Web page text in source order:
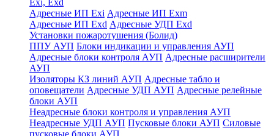
Exi, Exd
Адресные ИП Exi Адресные ИП Exm
Адресные ИП Exd Адресные УДП Exd
Установки пожаротушения (Болид)
ППУ АУП Блоки индикации и управления АУП
Адресные блоки контроля АУП Адресные расширители
АУП
Изоляторы КЗ линий АУП Адресные табло и
оповещатели Адресные УДП АУП Адресные релейные
блоки АУП
Неадресные блоки контроля и управления АУП
Неадресные УДП АУП Пусковые блоки АУП Силовые
пусковые блоки АУП